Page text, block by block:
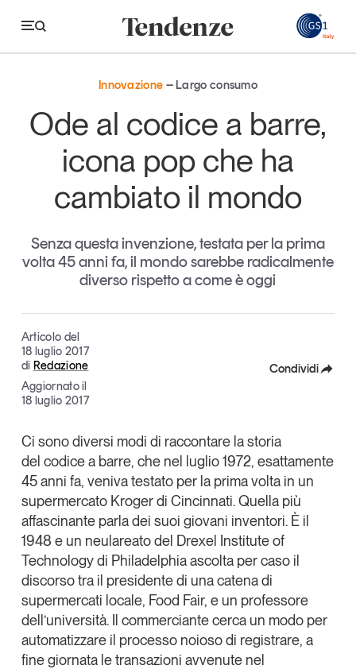
Tendenze
Economia e consumi
Innovazione
Logistica
Retail e brand
Sostenibilità
Magazine
Articoli
Opinioni
Il Numero
Interviste
Comunicati stampa
Video
Podcast
Tutti gli studi e le ricerche
Eventi e formazione
Tutti gli appuntamenti
Chi siamo
Newsletter
Innovazione Largo consumo
Ode al codice a barre,
icona pop che ha
cambiato il mondo
Senza questa invenzione, testata per la prima
volta 45 anni fa, il mondo sarebbe radicalmente
diverso rispetto a come è oggi
Articolo del
18 luglio 2017
di Redazione
Aggiornato il
18 luglio 2017
Condividi
Linkedin
Copia Link
Ci sono diversi modi di raccontare la storia
del codice a barre, che nel luglio 1972, esattamente
45 anni fa, veniva testato per la prima volta in un
supermercato Kroger di Cincinnati. Quella più
affascinante parla dei suoi giovani inventori. È il
1948 e un neulareato del Drexel Institute of
Technology di Philadelphia ascolta per caso il
discorso tra il presidente di una catena di
supermercati locale, Food Fair, e un professore
dell’università. Il commerciante cerca un modo per
automatizzare il processo noioso di registrare, a
fine giornata le transazioni avvenute nel